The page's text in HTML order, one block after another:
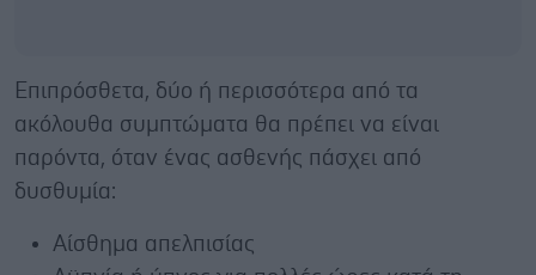
Επιπρόσθετα, δύο ή περισσότερα από τα
ακόλουθα συμπτώματα θα πρέπει να είναι
παρόντα, όταν ένας ασθενής πάσχει από
δυσθυμία:
Αίσθημα απελπισίας